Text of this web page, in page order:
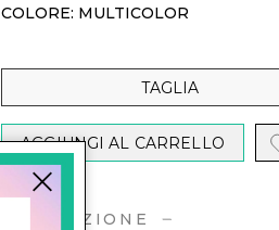
COLORE: MULTICOLOR
TAGLIA
AGGIUNGI AL CARRELLO
DESCRIZIONE